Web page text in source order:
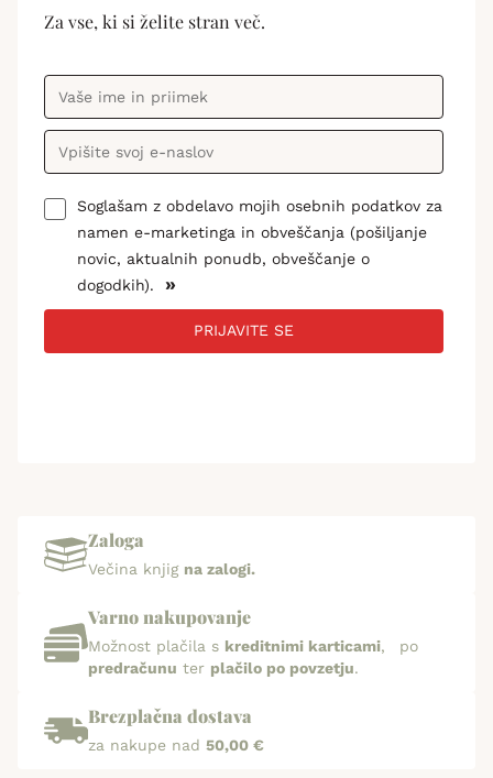
Za vse, ki si želite stran več.
Soglašam z obdelavo mojih osebnih podatkov za
namen e-marketinga in obveščanja (pošiljanje
novic, aktualnih ponudb, obveščanje o
dogodkih).
»
PRIJAVITE SE
Zaloga
Večina knjig na zalogi.
Varno nakupovanje
Možnost plačila s kreditnimi karticami, po
predračunu ter plačilo po povzetju.
Brezplačna dostava
za nakupe nad 50,00 €